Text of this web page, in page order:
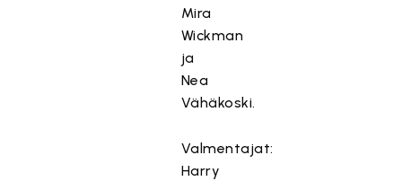
Mira
Wickman
ja
Nea
Vähäkoski.
Valmentajat:
Harry